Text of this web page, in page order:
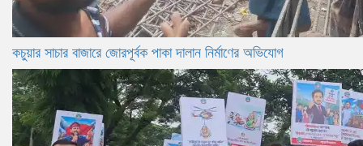
কচুয়ার সাচার বাজারে জোরপূর্বক পাকা দালান নির্মাণের অভিযোগ